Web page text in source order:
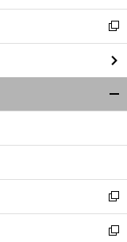
開
く
新
し
い
ウ
ィ
ン
ウ
開
く
新
し
い
新